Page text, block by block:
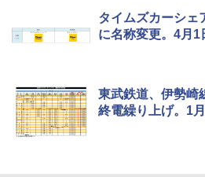
Coleman(コール
X 2人用 3人用
￥20,718
ポインターライ
USB充電式 高精
ア/オフィス/教
タイムズカーシェ
に名称変更。4月1
東武鉄道、伊勢崎
終電繰り上げ。1